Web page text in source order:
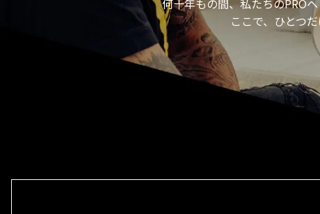
何十年もの間、私たちのPRO
ここで、ひとつ